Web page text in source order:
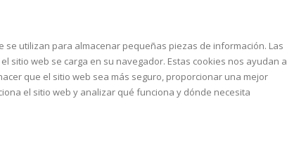
utilizan para almacenar pequeñas piezas de información. Las
sitio web se carga en su navegador. Estas cookies nos ayudan a
que el sitio web sea más seguro, proporcionar una mejor
el sitio web y analizar qué funciona y dónde necesita